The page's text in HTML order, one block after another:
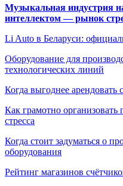
Музыкальная индустрия
интеллектом — рынок
Li Auto в Беларуси:
Оборудование для
технологических линий
Когда выгоднее арендовать
Как грамотно
стресса
Когда стоит задуматься о
оборудования
Рейтинг магазинов